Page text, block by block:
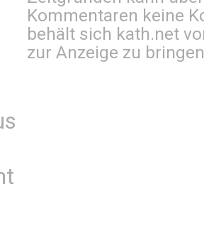
Kommentaren keine
behält sich kath.net
zur Anzeige zu